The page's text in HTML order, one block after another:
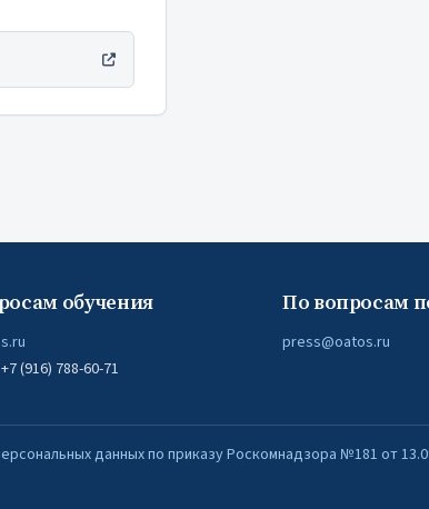
обучения
(916) 788-60-71
По вопросам
press@oatos.ru
данных по приказу Роскомнадзора №181 от